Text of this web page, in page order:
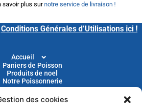
des cookies
savoir plus surnotre service de livraison !
Conditions Générales d’Utilisations ici !
Accueil
Paniers de Poisson
Produits de noel
Notre Poissonnerie
Livraison